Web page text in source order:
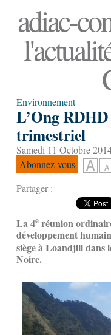
adiac-
Environnement
L’Ong
trimestriel
Samedi 11 Octobre
Abonnez-vous
Partager :
La 4e réunion
développement
siège à Loandjili dans
Noire.